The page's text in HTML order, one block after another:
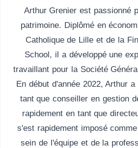
Arthur Grenier est passionné
patrimoine. Diplômé en
Catholique de Lille et de la
School, il a développé une
travaillant pour la Société
En début d'année 2022, Arthur
tant que conseiller en gestion
rapidement en tant que
s'est rapidement imposé
sein de l'équipe et de la